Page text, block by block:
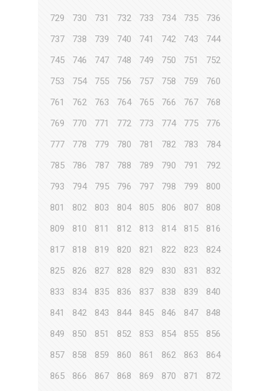
729
730 731 732 733 734 735
736
737
738 739 740 741 742 743
744
745
746 747 748 749 750 751
752
753
754 755 756 757 758 759
760
761
762 763 764 765 766 767
768
769
770 771 772 773 774 775
776
777
778 779 780 781 782 783
784
785
786 787 788 789 790 791
792
793
794 795 796 797 798 799
800
801
802 803 804 805 806 807
808
809
810 811 812 813 814 815
816
817
818 819 820 821 822 823
824
825
826 827 828 829 830 831
832
833
834 835 836 837 838 839
840
841
842 843 844 845 846 847
848
849
850 851 852 853 854 855
856
857
858 859 860 861 862 863
864
865
866 867 868 869 870 871
872